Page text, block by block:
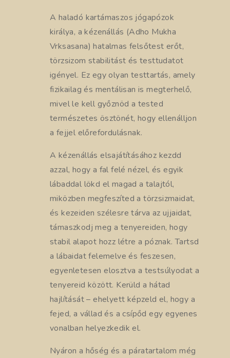
A haladó kartámaszos jógapózok
királya, a kézenállás (Adho Mukha
Vrksasana) hatalmas felsőtest erőt,
törzsizom stabilitást és testtudatot
igényel. Ez egy olyan testtartás, amely
fizikailag és mentálisan is megterhelő,
mivel le kell győznöd a tested
természetes ösztönét, hogy ellenálljon
a fejjel előrefordulásnak.
A kézenállás elsajátításához kezdd
azzal, hogy a fal felé nézel, és egyik
lábaddal lökd el magad a talajtól,
miközben megfeszíted a törzsizmaidat,
és kezeiden szélesre tárva az ujjaidat,
támaszkodj meg a tenyereiden, hogy
stabil alapot hozz létre a póznak. Tartsd
a lábaidat felemelve és feszesen,
egyenletesen elosztva a testsúlyodat a
tenyereid között. Kerüld a hátad
hajlítását – ehelyett képzeld el, hogy a
fejed, a vállad és a csípőd egy egyenes
vonalban helyezkedik el.
Nyáron a hőség és a páratartalom még